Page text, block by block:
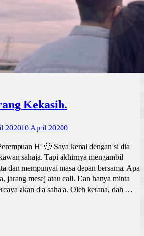
Kekasih.
202010 April 20200
Hi 🙂 Saya kenal dengan si dia
sahaja. Tapi akhirnya mengambil
dan mempunyai masa depan bersama. Apa
jarang mesej atau call. Dan hanya minta
akan dia sahaja. Oleh kerana, dah …